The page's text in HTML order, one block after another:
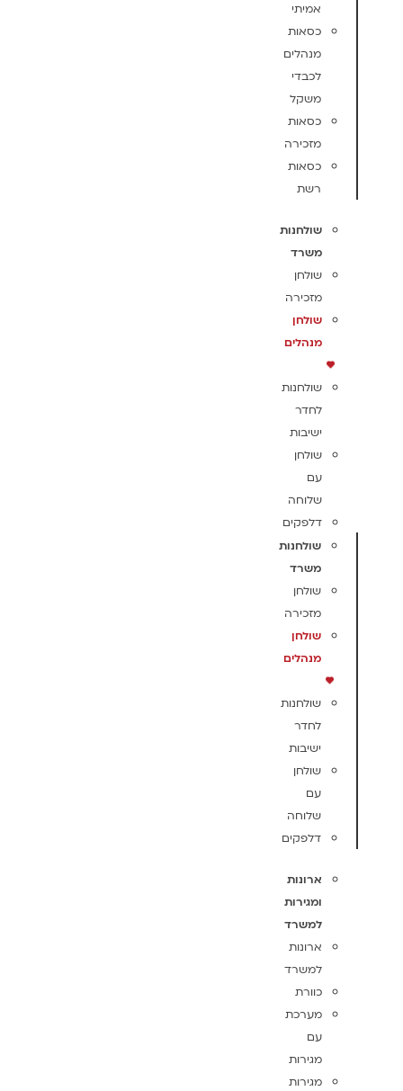
אמיתי
כסאות
מנהלים
לכבדי
משקל
כסאות
מזכירה
כסאות
רשת
שולחנות
משרד
שולחן
מזכירה
שולחן
מנהלים
שולחנות
לחדר
ישיבות
שולחן
עם
שלוחה
דלפקים
שולחנות
משרד
שולחן
מזכירה
שולחן
מנהלים
שולחנות
לחדר
ישיבות
שולחן
עם
שלוחה
דלפקים
ארונות
ומגירות
למשרד
ארונות
למשרד
כוורת
מערכת
עם
מגירות
מגירות